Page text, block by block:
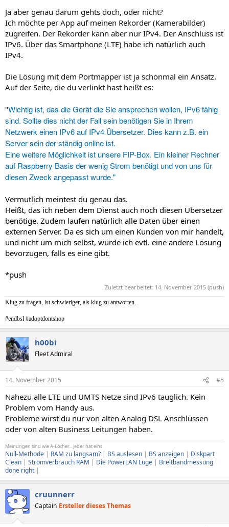
Ja aber genau darum gehts doch, oder nicht?
Ich möchte per App auf meinen Rekorder (Kamerabilder)
zugreifen. Der Rekorder kann aber nur IPv4. Der Anschluss ist
IPv6. Über das Smartphone (LTE) habe ich natürlich auch
IPv4.
Die Lösung mit dem Portmapper ist ja schonmal ein Ansatz.
Auf der Seite, die du verlinkt hast heißt es:
"Wichtig ist, das die Gerät die Sie ansprechen wollen, IPv6 fähig
sind. Sollte dies nicht der Fall sein benötigen Sie in Ihrem
Netzwerk einen IPv6 auf IPv4 Übersetzer. Dies kann z.B. ein
Server sein der ständig online ist.
Eine weitere Möglichkeit ist unsere FIP-Box. Ein kleiner Rechner
auf Raspberry Basis der wenig Strom benötigt und von uns für
diesen Zweck angepasst wurde."
Vermutlich meintest du genau das.
Heißt, das ich neben dem Dienst auch noch diesen Übersetzer
benötige. Zudem laufen natürlich alle Daten über einen
externen Server. Da es sich um einen Kunden von mir handelt,
und nicht um mich selbst, würde ich evtl. eine andere Lösung
bevorzugen, falls es eine gibt.
*push
Zuletzt bearbeitet: 14. November 2015 (push)
Klug zu fragen, ist schwieriger, als klug zu antworten.
#endbsl #adoptdontshop
h00bi
Fleet Admiral
14. November 2015 #5
Nahezu alle LTE und UMTS Netze sind IPv6 tauglich. Kein
Problem vom Handy aus.
Probleme wirst du nur von alten Analog DSL Anschlüssen
oder von alten Business Leitungen haben.
Meinungen sind wie A-Löcher... jeder hat eins
Null-Methode | RAM zu langsam? | BS auslesen | BS anzeigen | Diskpart
Clean | Stromverbrauch RAM | Die PowerLAN Lüge | Breitbandmessung
done right |
cruunnerr
Captain Ersteller dieses Themas